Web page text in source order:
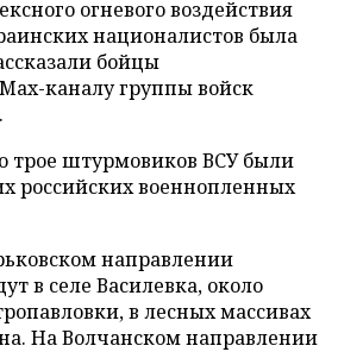
огневого воздействия
националистов была
бойцы
каналу группы войск
трое штурмовиков ВСУ были
российских военнопленных
направлении
в селе Василевка, около
в лесных массивах
На Волчанском направлении